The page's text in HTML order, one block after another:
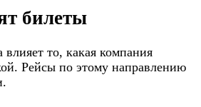
билеты
влияет то, какая компания
Рейсы по этому направлению